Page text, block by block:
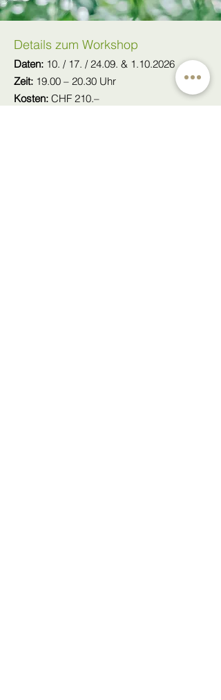
Details zum Workshop
Daten: 10. / 17. / 24.09. & 1.10.2026
Zeit: 19.00 – 20.30 Uhr
Kosten: CHF 210.–